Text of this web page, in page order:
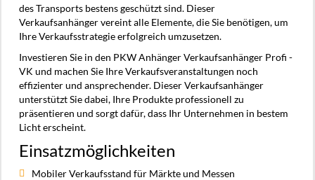
des Transports bestens geschützt sind. Dieser
Verkaufsanhänger vereint alle Elemente, die Sie benötigen, um
Ihre Verkaufsstrategie erfolgreich umzusetzen.
Investieren Sie in den PKW Anhänger Verkaufsanhänger Profi -
VK und machen Sie Ihre Verkaufsveranstaltungen noch
effizienter und ansprechender. Dieser Verkaufsanhänger
unterstützt Sie dabei, Ihre Produkte professionell zu
präsentieren und sorgt dafür, dass Ihr Unternehmen in bestem
Licht erscheint.
Einsatzmöglichkeiten
Mobiler Verkaufsstand für Märkte und Messen